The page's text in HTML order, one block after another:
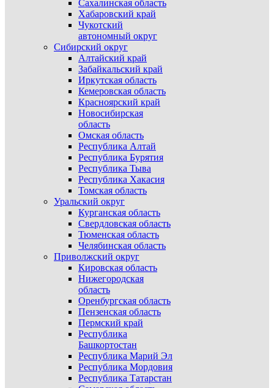
Сахалинская область
Хабаровский край
Чукотский
автономный округ
Сибирский округ
Алтайский край
Забайкальский край
Иркутская область
Кемеровская область
Красноярский край
Новосибирская
область
Омская область
Республика Алтай
Республика Бурятия
Республика Тыва
Республика Хакасия
Томская область
Уральский округ
Курганская область
Свердловская область
Тюменская область
Челябинская область
Приволжский округ
Кировская область
Нижегородская
область
Оренбургская область
Пензенская область
Пермский край
Республика
Башкортостан
Республика Марий Эл
Республика Мордовия
Республика Татарстан